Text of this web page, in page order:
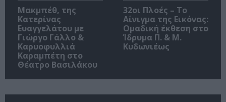
Μακμπέθ, της
Κατερίνας
Ευαγγελάτου με
Γιώργο Γάλλο &
Καρυοφυλλιά
Καραμπέτη στο
Θέατρο Βασιλάκου
32οι Πλοές – Το
Αίνιγμα της Εικόνας:
Ομαδική έκθεση στο
Ίδρυμα Π. & Μ.
Κυδωνιέως